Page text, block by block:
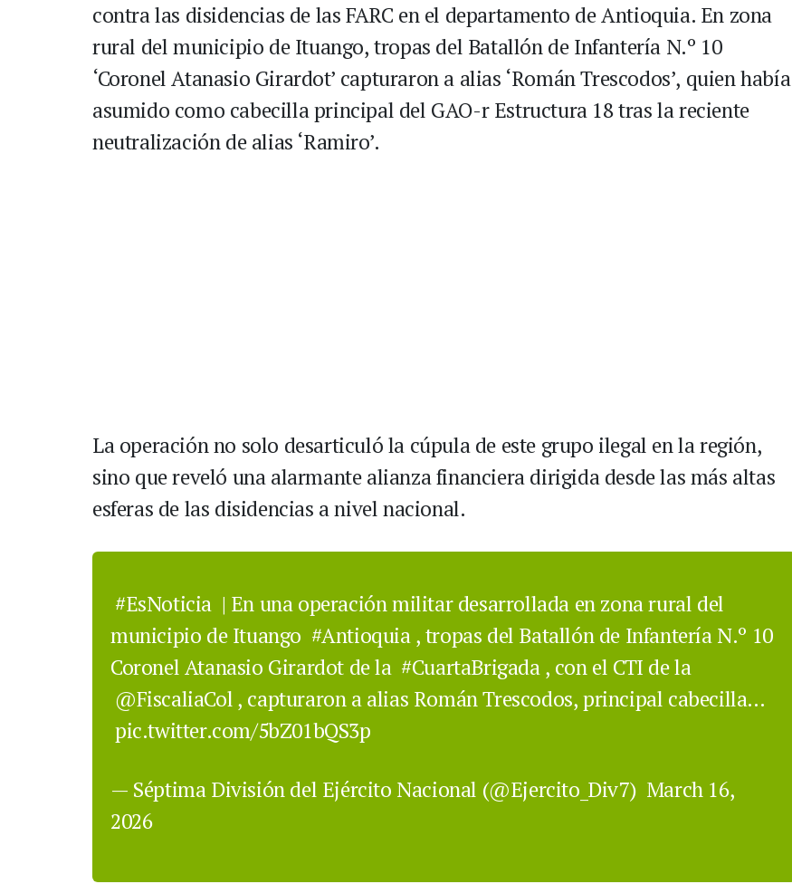
contra las disidencias de las FARC en el departamento de Antioquia. En zona
rural del municipio de Ituango, tropas del Batallón de Infantería N.º 10
‘Coronel Atanasio Girardot’ capturaron a alias ‘Román Trescodos’, quien había
asumido como cabecilla principal del GAO-r Estructura 18 tras la reciente
neutralización de alias ‘Ramiro’.
La operación no solo desarticuló la cúpula de este grupo ilegal en la región,
sino que reveló una alarmante alianza financiera dirigida desde las más altas
esferas de las disidencias a nivel nacional.
#EsNoticia | En una operación militar desarrollada en zona rural del
municipio de Ituango #Antioquia , tropas del Batallón de Infantería N.º 10
Coronel Atanasio Girardot de la #CuartaBrigada , con el CTI de la
@FiscaliaCol, capturaron a alias Román Trescodos, principal cabecilla…
pic.twitter.com/5bZ01bQS3p
— Séptima División del Ejército Nacional (@Ejercito_Div7) March 16,
2026